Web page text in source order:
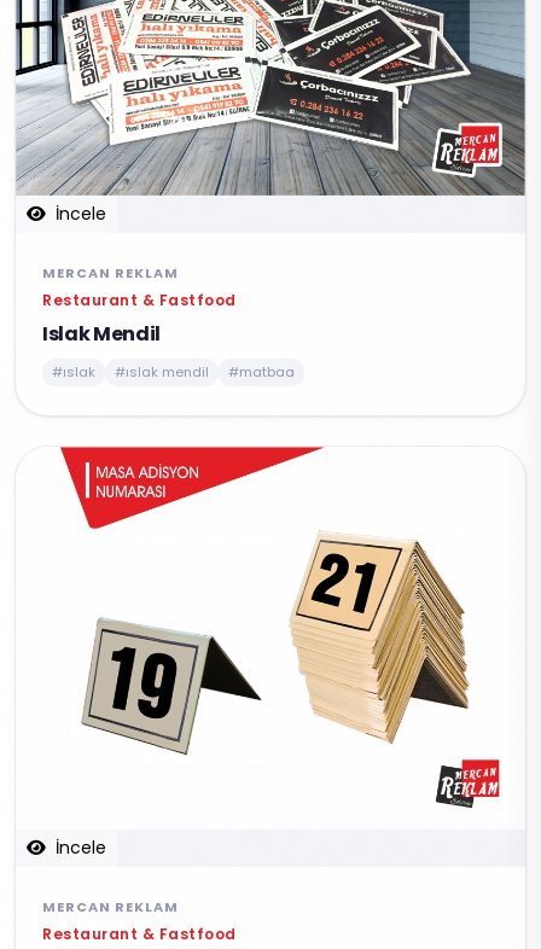
İncele
MERCAN REKLAM
Restaurant & Fastfood
Islak Mendil
#ıslak #ıslak mendil #matbaa
İncele
MERCAN REKLAM
Restaurant & Fastfood